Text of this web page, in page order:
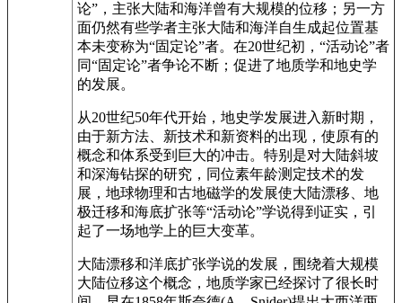
论”，主张大陆和海洋曾有大规模的位移；另一方
面仍然有些学者主张大陆和海洋自生成起位置基
本未变称为“固定论”者。在20世纪初，“活动论”者
同“固定论”者争论不断；促进了地质学和地史学
的发展。
从20世纪50年代开始，地史学发展进入新时期，
由于新方法、新技术和新资料的出现，使原有的
概念和体系受到巨大的冲击。特别是对大陆斜坡
和深海钻探的研究，同位素年龄测定技术的发
展，地球物理和古地磁学的发展使大陆漂移、地
极迁移和海底扩张等“活动论”学说得到证实，引
起了一场地学上的巨大变革。
大陆漂移和洋底扩张学说的发展，围绕着大规模
大陆位移这个概念，地质学家已经探讨了很长时